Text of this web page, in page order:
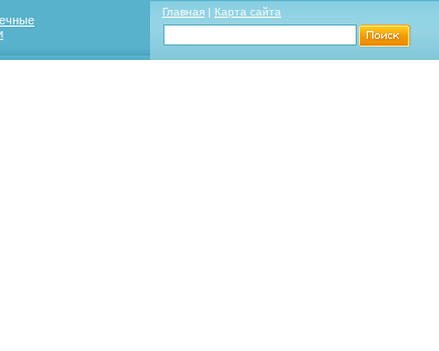
Главная | Карта сайта